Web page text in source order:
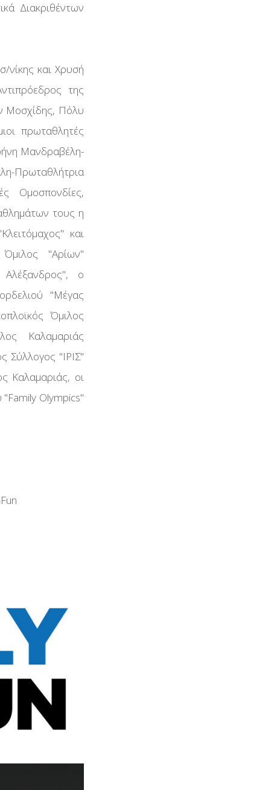
Διακριθέντων
νίκης και Χρυσή
της
Μοσχίδης, Πόλυ
πρωταθλητές
Μανδραβέλη-
Πρωταθλήτρια
Ομοσπονδίες,
τους η
και
''Αρίων''
ο
''Μέγας
Όμιλος
Καλαμαριάς
Σύλλογος ''ΙΡΙΣ''
Καλαμαριάς, οι
''Family Olympics''